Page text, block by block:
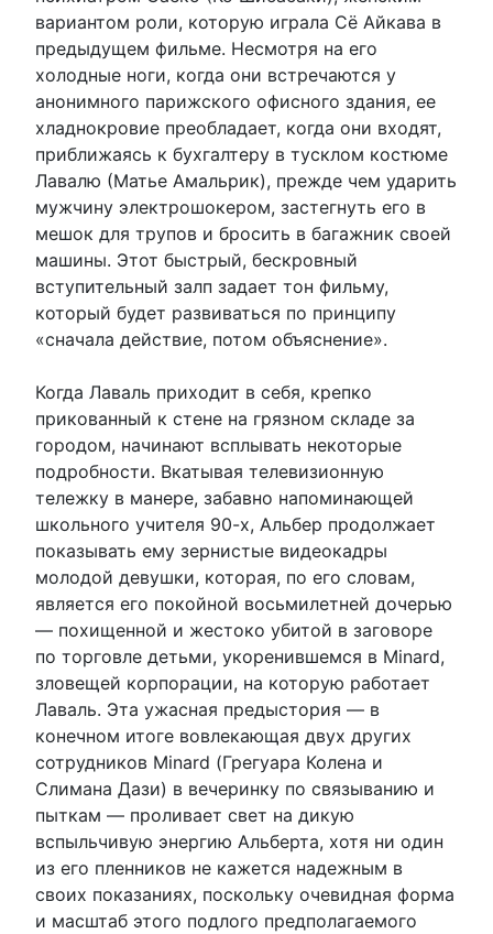
вариантом роли, которую играла Сё Айкава в
предыдущем фильме. Несмотря на его
холодные ноги, когда они встречаются у
анонимного парижского офисного здания, ее
хладнокровие преобладает, когда они входят,
приближаясь к бухгалтеру в тусклом костюме
Лавалю (Матье Амальрик), прежде чем ударить
мужчину электрошокером, застегнуть его в
мешок для трупов и бросить в багажник своей
машины. Этот быстрый, бескровный
вступительный залп задает тон фильму,
который будет развиваться по принципу
«сначала действие, потом объяснение».
Когда Лаваль приходит в себя, крепко
прикованный к стене на грязном складе за
городом, начинают всплывать некоторые
подробности. Вкатывая телевизионную
тележку в манере, забавно напоминающей
школьного учителя 90-х, Альбер продолжает
показывать ему зернистые видеокадры
молодой девушки, которая, по его словам,
является его покойной восьмилетней дочерью
— похищенной и жестоко убитой в заговоре
по торговле детьми, укоренившемся в Minard,
зловещей корпорации, на которую работает
Лаваль. Эта ужасная предыстория — в
конечном итоге вовлекающая двух других
сотрудников Minard (Грегуара Колена и
Слимана Дази) в вечеринку по связыванию и
пыткам — проливает свет на дикую
вспыльчивую энергию Альберта, хотя ни один
из его пленников не кажется надежным в
своих показаниях, поскольку очевидная форма
и масштаб этого подлого предполагаемого